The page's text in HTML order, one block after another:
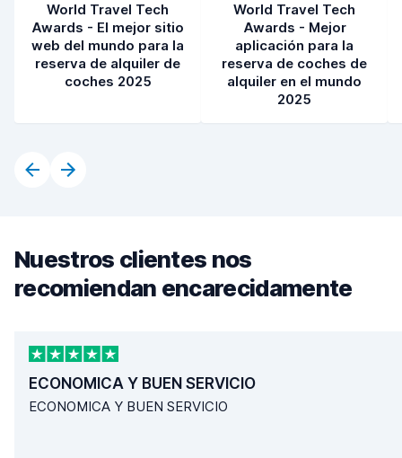
World Travel Tech
Awards - El mejor sitio
web del mundo para la
reserva de alquiler de
coches 2025
World Travel Tech
Awards - Mejor
aplicación para la
reserva de coches de
alquiler en el mundo
2025
Nuestros clientes nos
recomiendan encarecidamente
ECONOMICA Y BUEN SERVICIO
ECONOMICA Y BUEN SERVICIO